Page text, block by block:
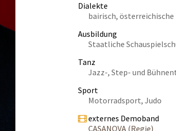
Dialekte
bairisch,
Ausbildung
Staatliche
Tanz
Jazz-, Step- und
Sport
Motorradsport, Judo
externes Demoband
CASANOVA (Regie)